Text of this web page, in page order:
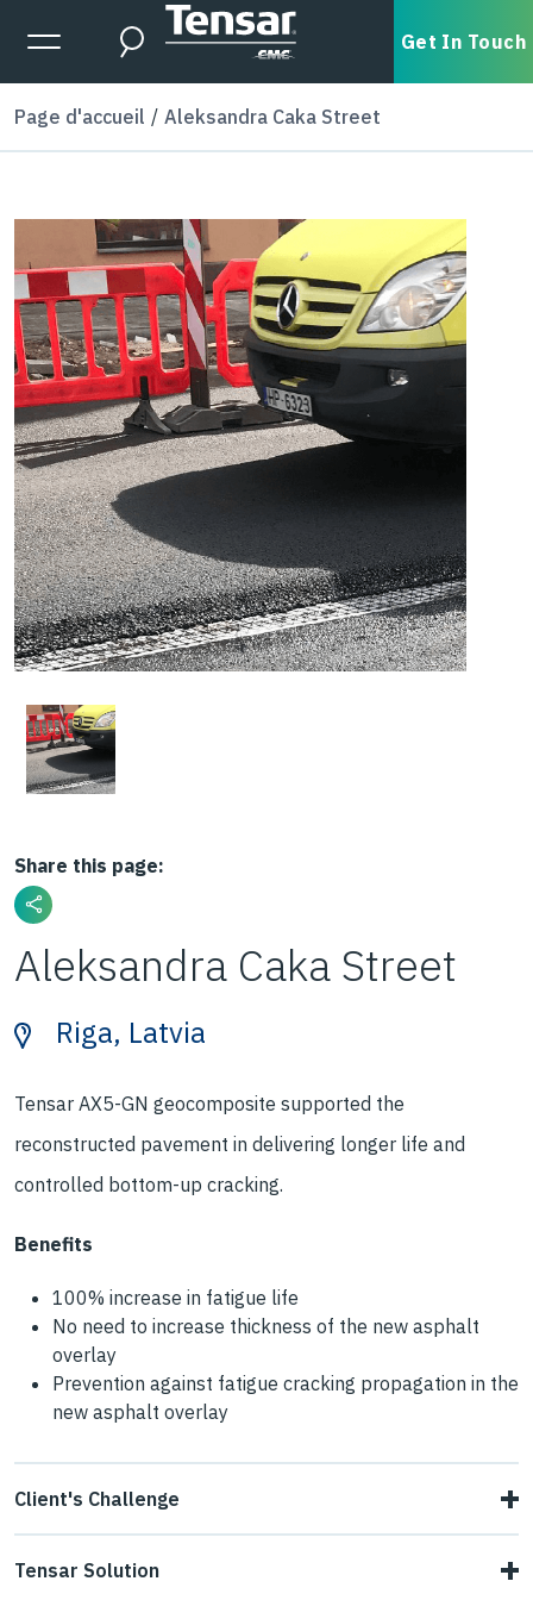
Skip to main content
Expanded Menu Toggle
Search Get In Touch
Page d'accueil Aleksandra Caka Street
Share this page:
Aleksandra Caka Street
Riga, Latvia
Tensar AX5-GN geocomposite supported the
reconstructed pavement in delivering longer life and
controlled bottom-up cracking.
Benefits
100% increase in fatigue life
No need to increase thickness of the new asphalt
overlay
Prevention against fatigue cracking propagation in the
new asphalt overlay
Client's Challenge
Tensar Solution